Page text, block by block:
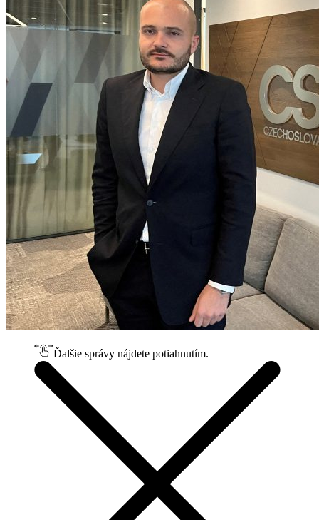
Ďalšie správy nájdete potiahnutím.